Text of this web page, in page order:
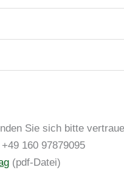
Sie sich bitte
160 97879095
(pdf-Datei)